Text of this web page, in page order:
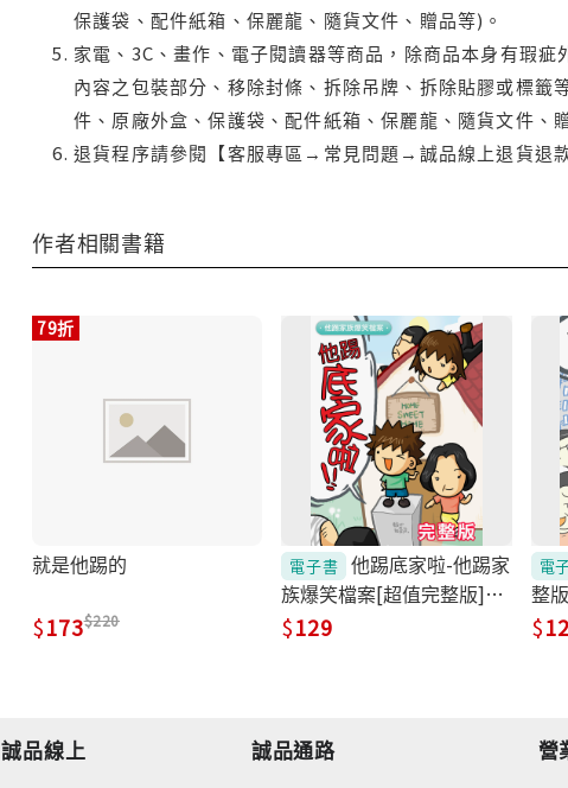
保護袋、配件紙箱、保麗龍、隨貨文件、贈品等)。
家電、3C、畫作、電子閱讀器等商品，除商品本身有瑕
內容之包裝部分、移除封條、拆除吊牌、拆除貼膠或標
件、原廠外盒、保護袋、配件紙箱、保麗龍、隨貨文件、
退貨程序請參閱【客服專區→常見問題→誠品線上退貨退
作者相關書籍
79折
就是他踢的
173 220
電子書 他踢底家啦-他踢家
族爆笑檔案[超值完整版]
(電子書)
129
電
整
誠品線上 誠品通路 營